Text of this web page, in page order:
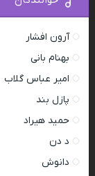
آرون افشار
بهنام بانی
امیر عباس گلاب
پازل بند
حمید هیراد
د دن
دانوش